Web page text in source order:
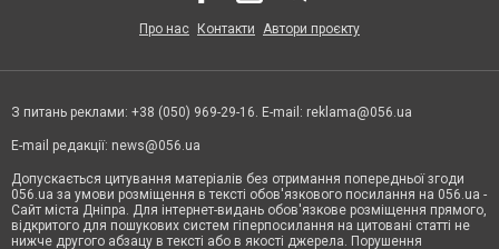
Про нас Контакти Автори проєкту
З питань реклами: +38 (050) 969-29-16. E-mail: reklama@056.ua
E-mail редакції: news@056.ua
Допускається цитування матеріалів без отримання попередньої згоди
056.ua за умови розміщення в тексті обов'язкового посилання на 056.ua -
Сайт міста Дніпра. Для інтернет-видань обов'язкове розміщення прямого,
відкритого для пошукових систем гіперпосилання на цитовані статті не
нижче другого абзацу в тексті або в якості джерела. Порушення